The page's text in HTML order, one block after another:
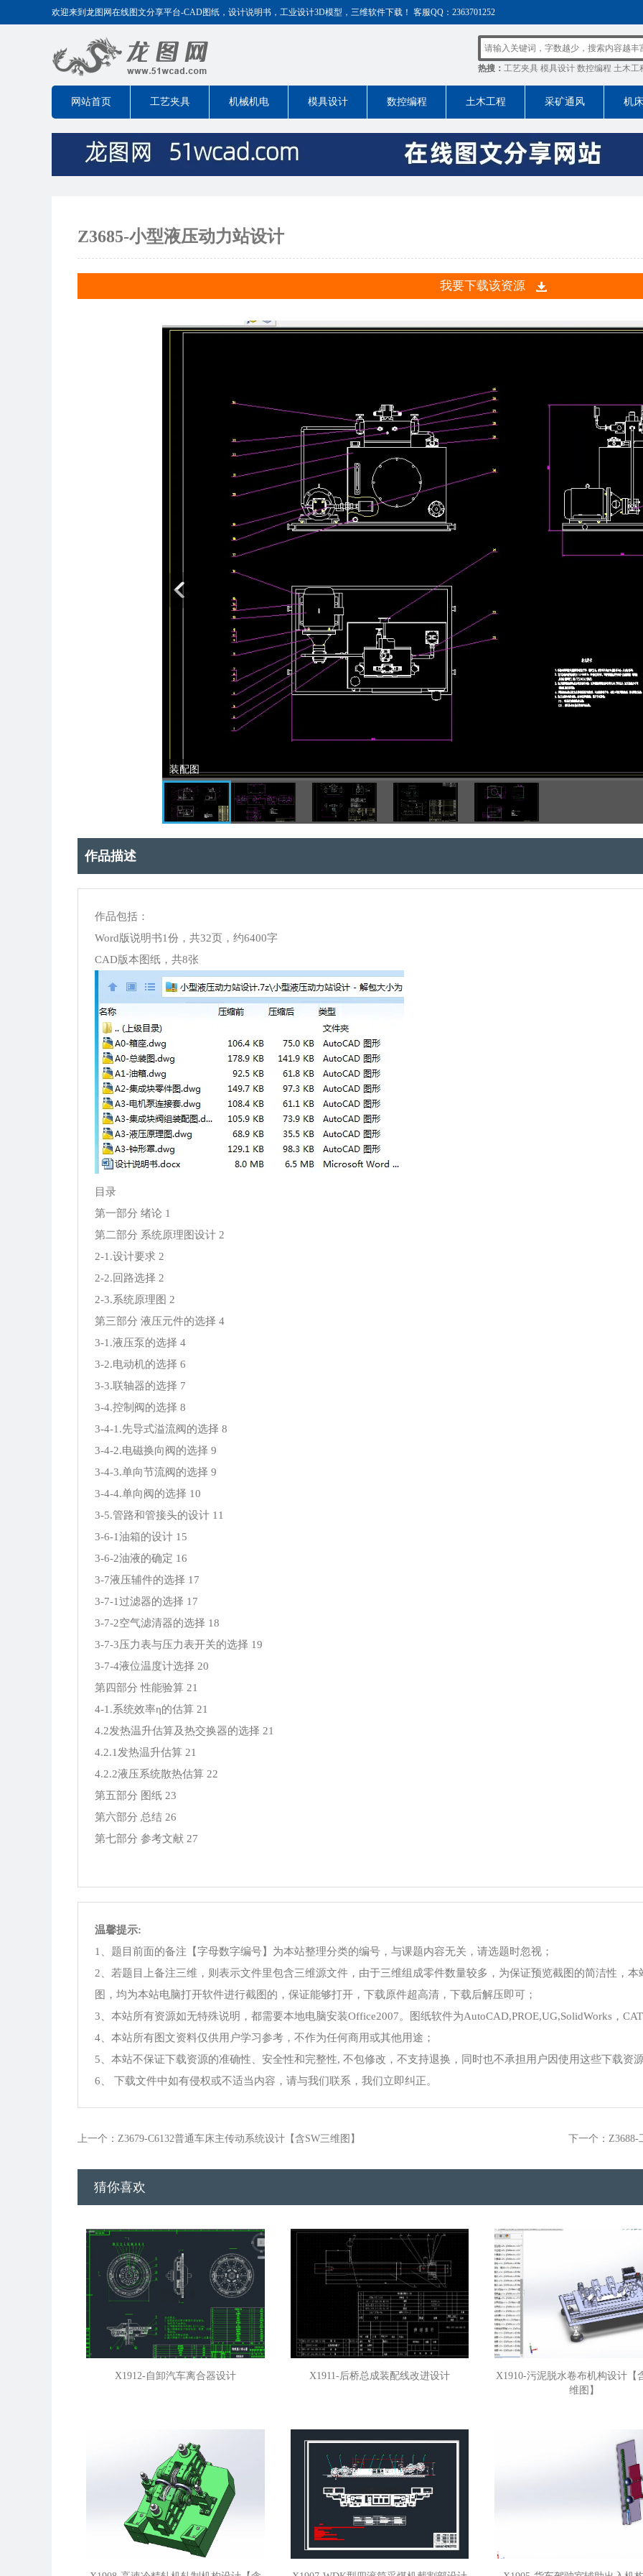
欢迎来到龙图网在线图文分享平台-CAD图纸，设计说明书，工业设计3D模型，三维软件下载！ 客服QQ：2363701252
热搜： 工艺夹具 模具设计 数控编程 土木工
网站首页 工艺夹具 机械机电 模具设计 数控编程 土木工程 采矿通风 机
Z3685-小型液压动力站设计
我要下载该资源
装配图
作品描述
作品包括：
Word版说明书1份，共32页，约6400字
CAD版本图纸，共8张
目录
第一部分 绪论 1
第二部分 系统原理图设计 2
2-1.设计要求 2
2-2.回路选择 2
2-3.系统原理图 2
第三部分 液压元件的选择 4
3-1.液压泵的选择 4
3-2.电动机的选择 6
3-3.联轴器的选择 7
3-4.控制阀的选择 8
3-4-1.先导式溢流阀的选择 8
3-4-2.电磁换向阀的选择 9
3-4-3.单向节流阀的选择 9
3-4-4.单向阀的选择 10
3-5.管路和管接头的设计 11
3-6-1油箱的设计 15
3-6-2油液的确定 16
3-7液压辅件的选择 17
3-7-1过滤器的选择 17
3-7-2空气滤清器的选择 18
3-7-3压力表与压力表开关的选择 19
3-7-4液位温度计选择 20
第四部分 性能验算 21
4-1.系统效率η的估算 21
4.2发热温升估算及热交换器的选择 21
4.2.1发热温升估算 21
4.2.2液压系统散热估算 22
第五部分 图纸 23
第六部分 总结 26
第七部分 参考文献 27
温馨提示:
1、题目前面的备注【字母数字编号】为本站整理分类的编号，与课题内容无关，请选题时忽视；
2、若题目上备注三维，则表示文件里包含三维源文件，由于三维组成零件数量较多，为保证预览截图的简洁性，
图，均为本站电脑打开软件进行截图的，保证能够打开，下载原件超高清，下载后解压即可；
3、本站所有资源如无特殊说明，都需要本地电脑安装Office2007。图纸软件为AutoCAD,PROE,UG,SolidWorks，
4、本站所有图文资料仅供用户学习参考，不作为任何商用或其他用途；
5、本站不保证下载资源的准确性、安全性和完整性, 不包修改，不支持退换，同时也不承担用户因使用这些下载资
6、 下载文件中如有侵权或不适当内容，请与我们联系，我们立即纠正。
上一个：Z3679-C6132普通车床主传动系统设计【含SW三维图】 下一个：
猜你喜欢
X1912-自卸汽车离合器设计 X1911-后桥总成装配线改进设计
X1910-污泥脱水卷布机构设计【
维图】